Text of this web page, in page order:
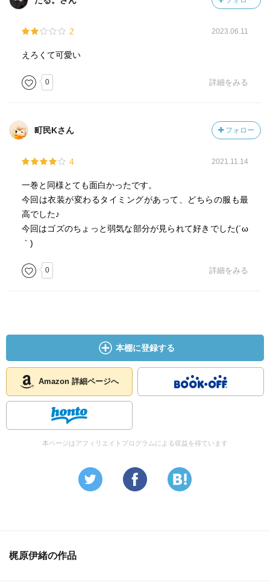
2 2023.06.11
えろくて可愛い
0 詳細をみる
町民Kさん フォロー
4 2021.11.14
一巻と同様とても面白かったです。
今回は衣装が変わるタイミングがあって、どちらの服も最
高でした♪
今回はゴズのちょっと弱気な部分が見られて好きでした(´ω
｀)
0 詳細をみる
本棚に登録する
Amazon 詳細ページへ
本ページはアフィリエイトプログラムによる収益を得ています
梶原伊緒の作品